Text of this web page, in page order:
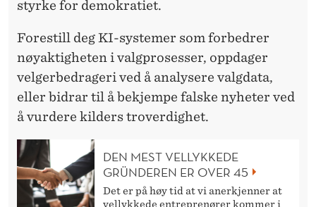
styrke for demokratiet.
Forestill deg KI-systemer som forbedrer
nøyaktigheten i valgprosesser, oppdager
velgerbedrageri ved å analysere valgdata,
eller bidrar til å bekjempe falske nyheter ved
å vurdere kilders troverdighet.
DEN MEST VELLYKKEDE
GRÜNDEREN ER OVER 45
Det er på høy tid at vi anerkjenner at
vellykkede entreprenører kommer i